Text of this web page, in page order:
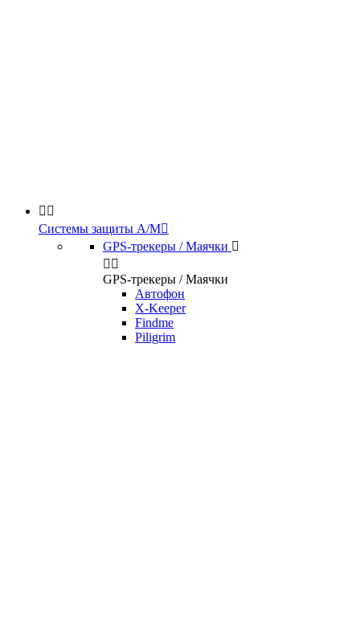
 
Системы защиты А/М
GPS-трекеры / Маячки 
 
GPS-трекеры / Маячки
Автофон
X-Keeper
Findme
Piligrim